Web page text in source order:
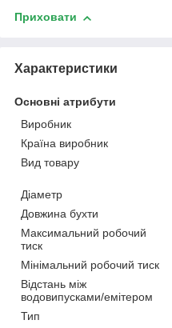
Приховати
Характеристики
Основні атрибути
Виробник
Країна виробник
Вид товару
Діаметр
Довжина бухти
Максимальний робочий
тиск
Мінімальний робочий тиск
Відстань між
водовипусками/емітером
Тип